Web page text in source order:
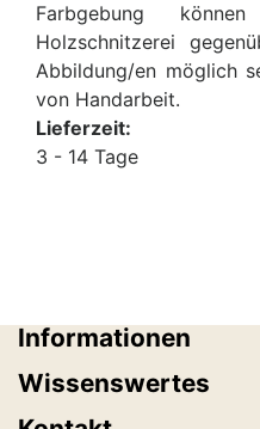
Farbgebung
Holzschnitzerei
Abbildung/en möglich
von Handarbeit.
Lieferzeit:
3 - 14 Tage
Informationen
Wissenswertes